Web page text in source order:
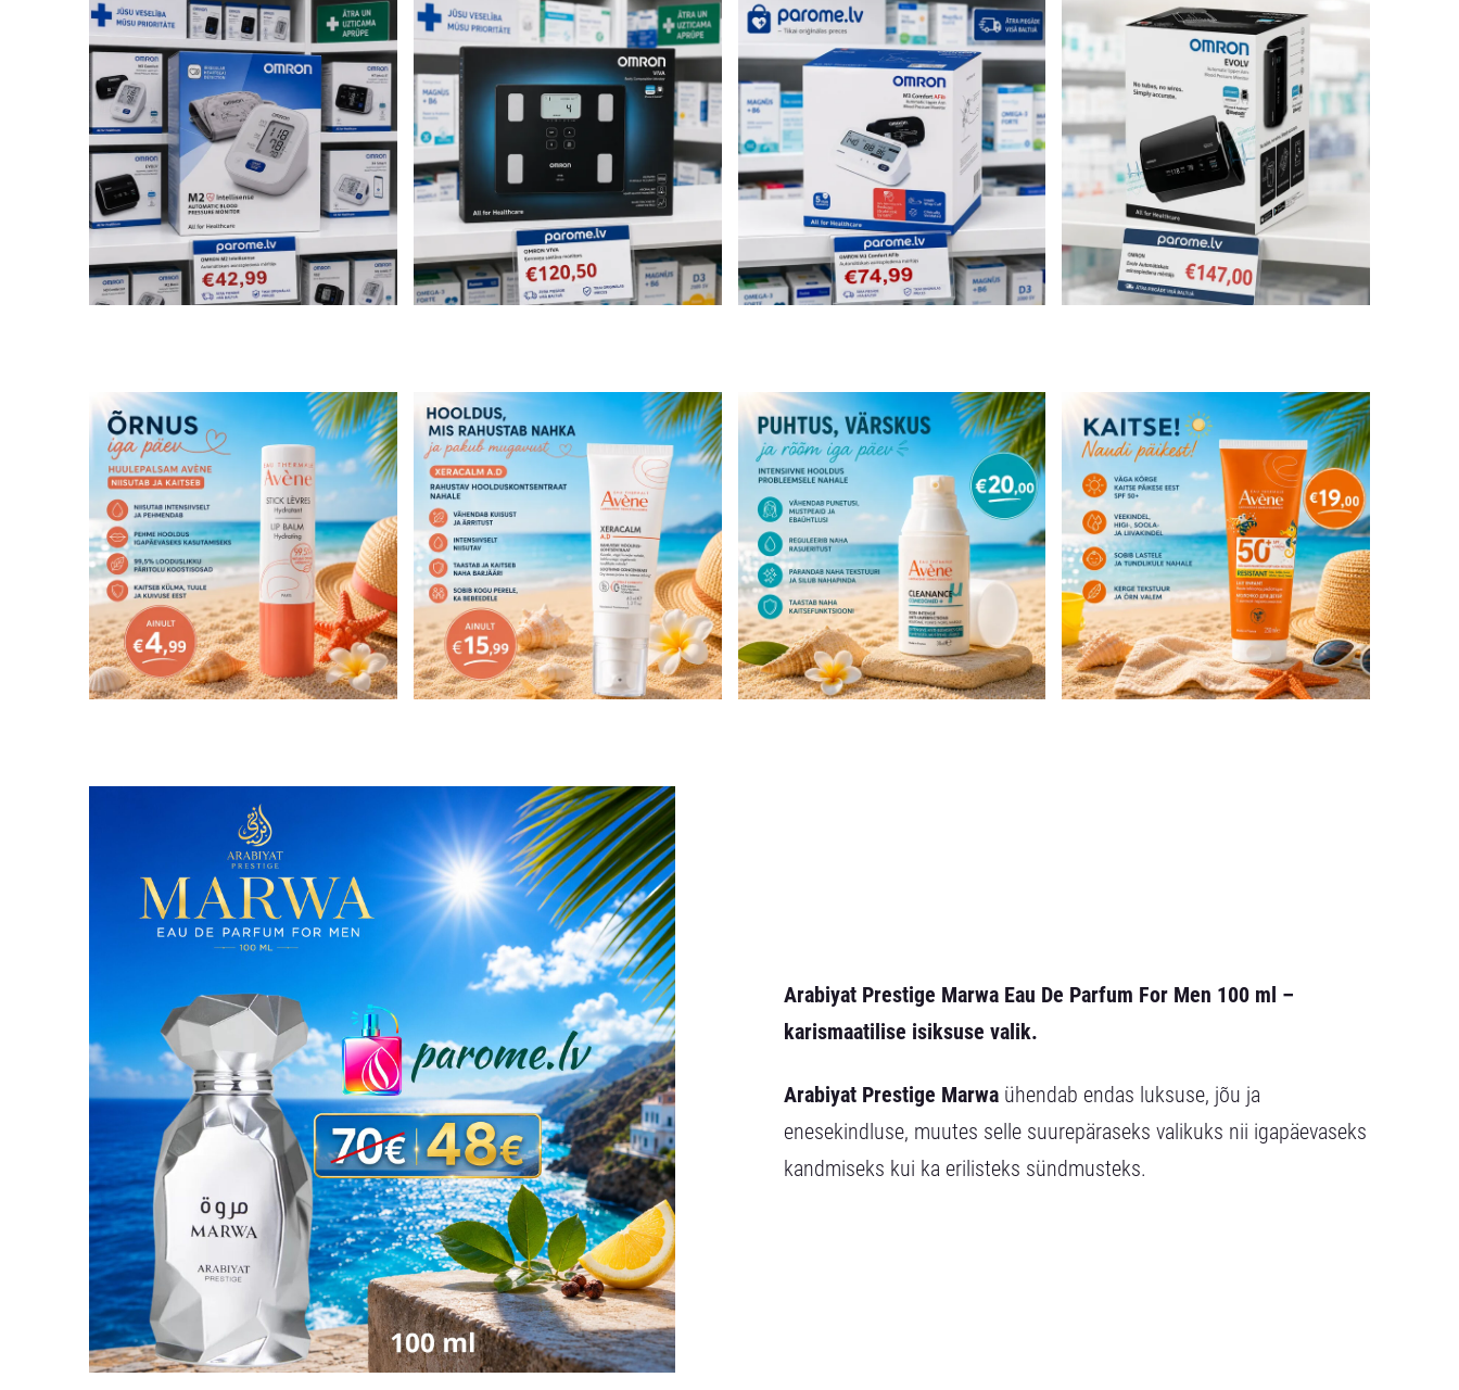
Arabiyat Prestige Marwa Eau De Parfum For Men 100 ml –
karismaatilise isiksuse valik.
Arabiyat Prestige Marwa ühendab endas luksuse, jõu ja
enesekindluse, muutes selle suurepäraseks valikuks nii igapäevaseks
kandmiseks kui ka erilisteks sündmusteks.